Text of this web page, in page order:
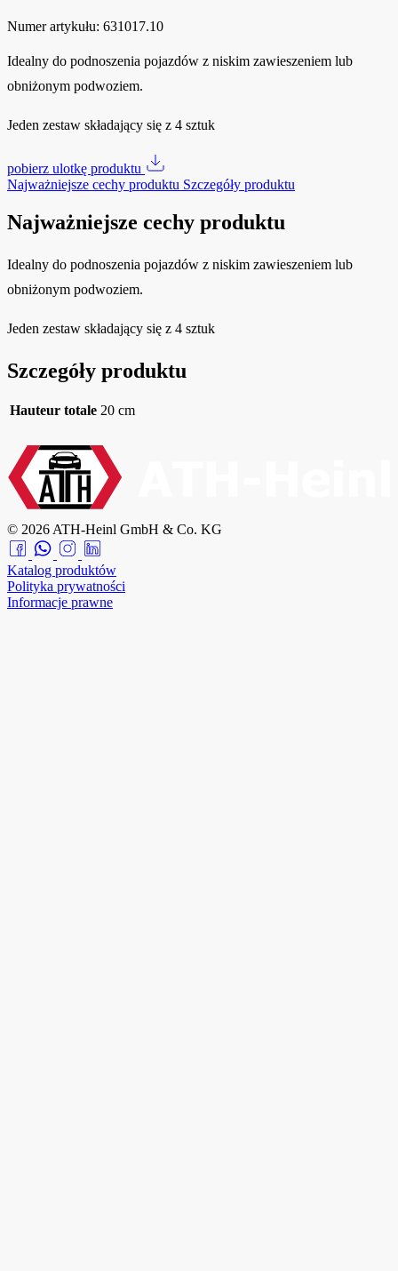
Numer artykułu: 631017.10
Idealny do podnoszenia pojazdów z niskim zawieszeniem lub
obniżonym podwoziem.
Jeden zestaw składający się z 4 sztuk
pobierz ulotkę produktu
Najważniejsze cechy produktu Szczegóły produktu
Najważniejsze cechy produktu
Idealny do podnoszenia pojazdów z niskim zawieszeniem lub
obniżonym podwoziem.
Jeden zestaw składający się z 4 sztuk
Szczegóły produktu
Hauteur totale 20 cm
© 2026 ATH-Heinl GmbH & Co. KG
Katalog produktów
Polityka prywatności
Informacje prawne